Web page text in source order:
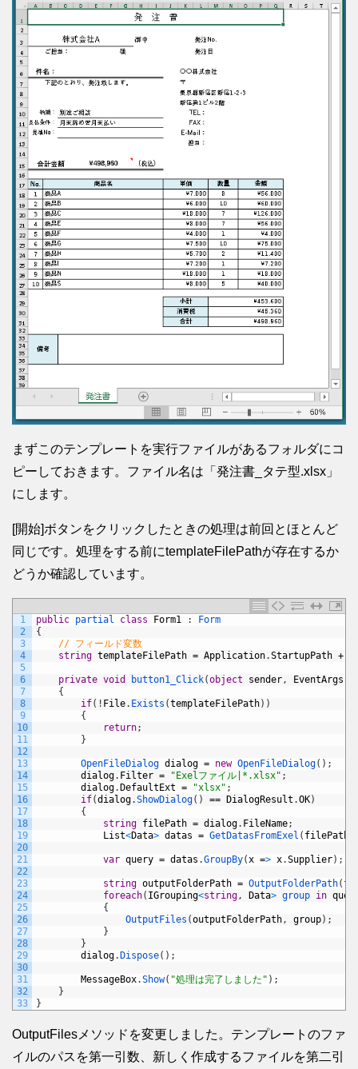
まずこのテンプレートを実行ファイルがあるフォルダにコ
ピーしておきます。ファイル名は「発注書_タテ型.xlsx」
にします。
[開始]ボタンをクリックしたときの処理は前回とほとんど
同じです。処理をする前にtemplateFilePathが存在するか
どうか確認しています。
1
2
3
4
5
6
7
8
9
10
11
12
13
14
15
16
17
18
19
20
21
22
23
24
25
26
27
28
29
30
31
32
33
public partial class Form1 :
Form
{
// フィールド変数
string templateFilePath = Application.StartupPath +
private void button1_Click(object sender, EventArgs
{
if( ! File. Exists (templateFilePath) )
{
return;
}
OpenFileDialog dialog = new OpenFileDialog( ) ;
dialog. Filter = "Exelファイル|*.xlsx" ;
dialog. DefaultExt = "xlsx" ;
if(dialog.ShowDialog( ) == DialogResult .OK)
{
string filePath = dialog. FileName;
List<Data> datas = GetDatasFromExel ( filePath
var query = datas .GroupBy(x => x.Supplier) ;
string outputFolderPath = OutputFolderPath(
foreach( IGrouping<string, Data> group in
{
OutputFiles (outputFolderPath, group) ;
}
}
dialog. Dispose( ) ;
MessageBox.Show( "処理は完了しました" ) ;
}
}
OutputFilesメソッドを変更しました。テンプレートのファ
イルのパスを第一引数、新しく作成するファイルを第二引